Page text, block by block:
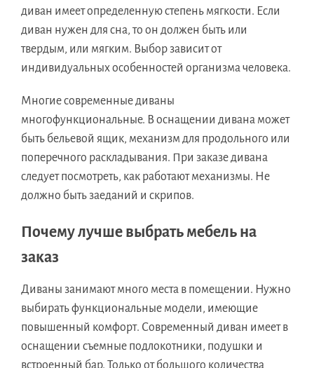
диван имеет определенную степень мягкости. Если
диван нужен для сна, то он должен быть или
твердым, или мягким. Выбор зависит от
индивидуальных особенностей организма человека.
Многие современные диваны
многофункциональные. В оснащении дивана может
быть бельевой ящик, механизм для продольного или
поперечного раскладывания. При заказе дивана
следует посмотреть, как работают механизмы. Не
должно быть заеданий и скрипов.
Почему лучше выбрать мебель на
заказ
Диваны занимают много места в помещении. Нужно
выбирать функциональные модели, имеющие
повышенный комфорт. Современный диван имеет в
оснащении съемные подлокотники, подушки и
встроенный бар. Только от большого количества